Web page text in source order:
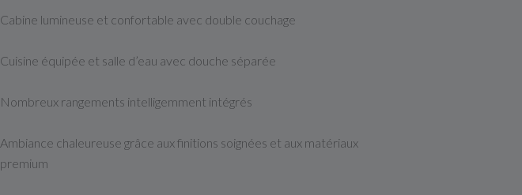
Cabine lumineuse et confortable avec double couchage
Cuisine équipée et salle d’eau avec douche séparée
Nombreux rangements intelligemment intégrés
Ambiance chaleureuse grâce aux finitions soignées et aux matériaux
premium